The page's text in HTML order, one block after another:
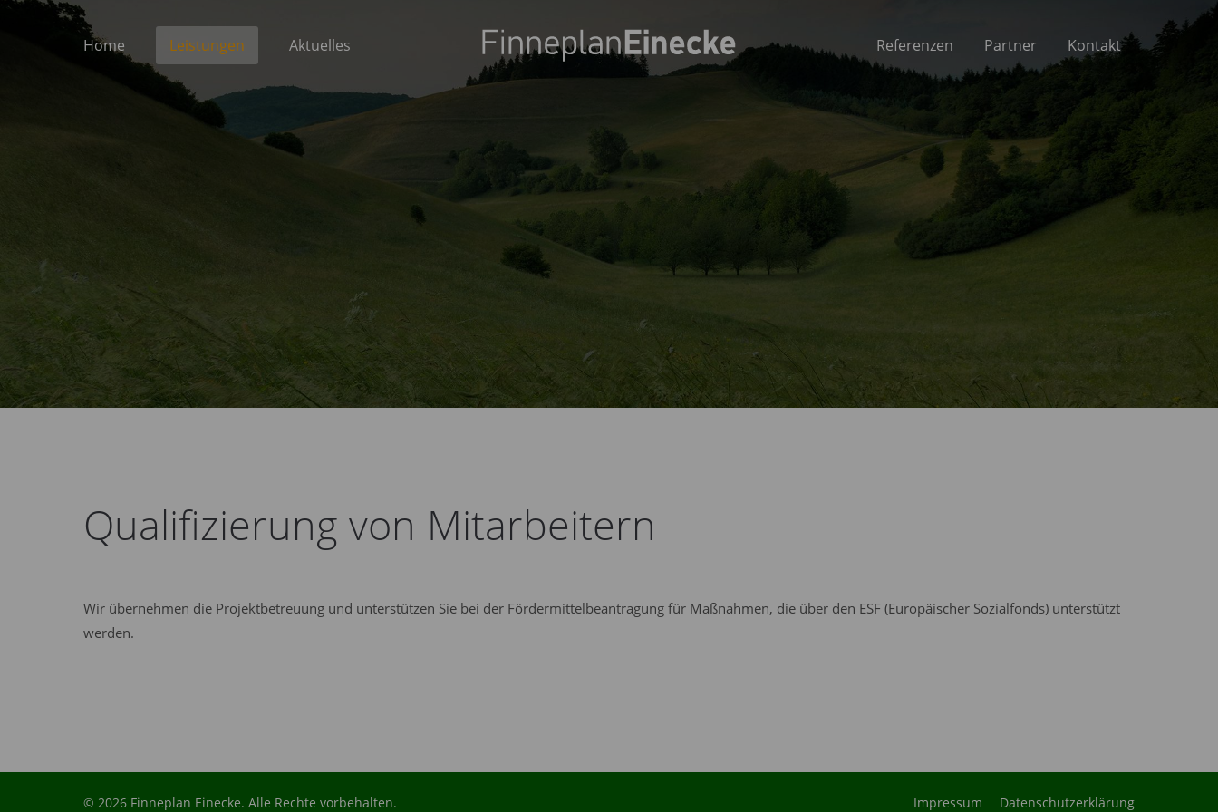
Home Leistungen Aktuelles Referenzen Partner Kontakt
Qualifizierung von Mitarbeitern
Wir übernehmen die Projektbetreuung und unterstützen Sie bei der Fördermittelbeantragung für Maßnahmen, die über den ESF (Europäischer Sozialfonds) unterstützt
werden.
© 2026 Finneplan Einecke. Alle Rechte vorbehalten. Impressum Datenschutzerklärung